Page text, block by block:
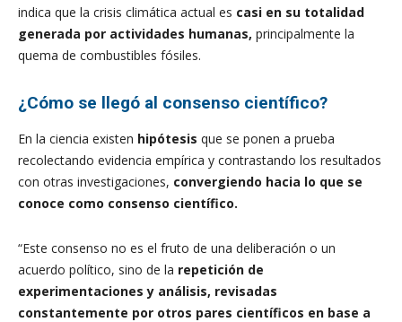
indica que la crisis climática actual es casi en su totalidad
generada por actividades humanas, principalmente la
quema de combustibles fósiles.
¿Cómo se llegó al consenso científico?
En la ciencia existen hipótesis que se ponen a prueba
recolectando evidencia empírica y contrastando los resultados
con otras investigaciones, convergiendo hacia lo que se
conoce como consenso científico.
“Este consenso no es el fruto de una deliberación o un
acuerdo político, sino de la repetición de
experimentaciones y análisis, revisadas
constantemente por otros pares científicos en base a